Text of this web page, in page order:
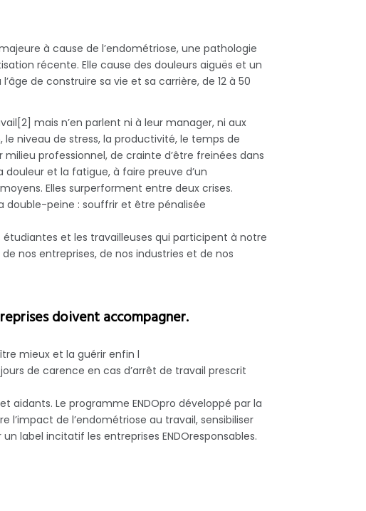
à cause de l’endométriose, une pathologie
récente. Elle cause des douleurs aiguës et un
de construire sa vie et sa carrière, de 12 à 50
mais n’en parlent ni à leur manager, ni aux
niveau de stress, la productivité, le temps de
professionnel, de crainte d’être freinées dans
douleur et la fatigue, à faire preuve d’un
Elles surperforment entre deux crises.
double-peine : souffrir et être pénalisée
et les travailleuses qui participent à notre
nos entreprises, de nos industries et de nos
doivent accompagner.
mieux et la guérir enfin l
de carence en cas d’arrêt de travail prescrit
aidants. Le programme ENDOpro développé par la
l’impact de l’endométriose au travail, sensibiliser
label incitatif les entreprises ENDOresponsables.